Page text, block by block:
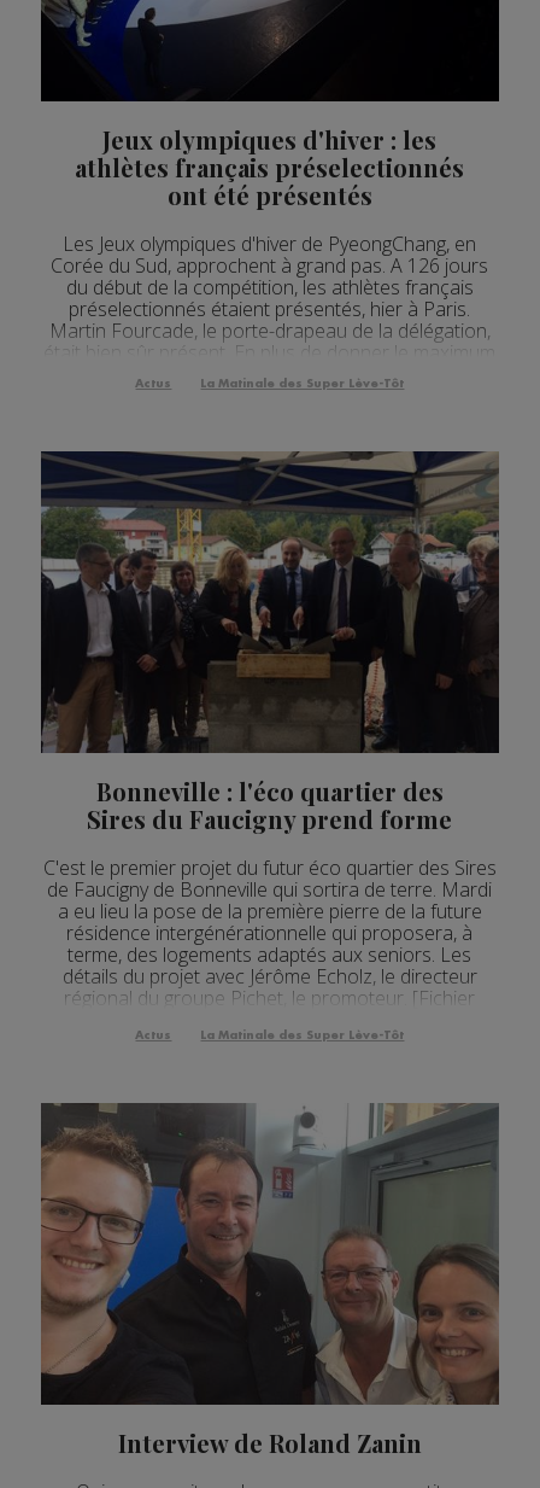
Jeux olympiques d'hiver : les
athlètes français préselectionnés
ont été présentés
Les Jeux olympiques d'hiver de PyeongChang, en
Corée du Sud, approchent à grand pas. A 126 jours
du début de la compétition, les athlètes français
préselectionnés étaient présentés, hier à Paris.
Martin Fourcade, le porte-drapeau de la délégation,
était bien sûr présent. En plus de donner le maximum
pendant les 112 épreuves programmées, lui et ses
collègues seront les ambassadeurs du projet "Pari...
Actus La Matinale des Super Lève-Tôt
Bonneville : l'éco quartier des
Sires du Faucigny prend forme
C'est le premier projet du futur éco quartier des Sires
de Faucigny de Bonneville qui sortira de terre. Mardi
a eu lieu la pose de la première pierre de la future
résidence intergénérationnelle qui proposera, à
terme, des logements adaptés aux seniors. Les
détails du projet avec Jérôme Echolz, le directeur
régional du groupe Pichet, le promoteur. [Fichier
Actus La Matinale des Super Lève-Tôt
Interview de Roland Zanin